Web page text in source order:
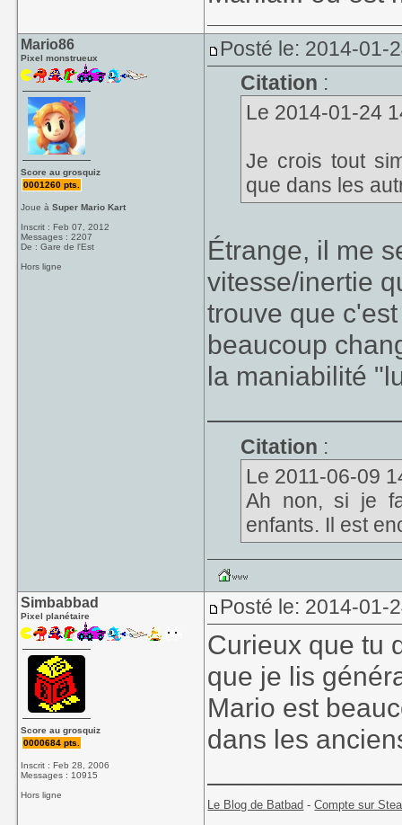
Mario86
Pixel monstrueux
Score au grosquiz
0001260 pts.
Joue àSuper Mario Kart
Inscrit : Feb 07, 2012
Messages : 2207
De : Gare de l'Est
Hors ligne
Posté le: 2014-01-
Citation :
Le 2014-01-24
Je crois tout
que dans les
Étrange, il me
vitesse/inertie
trouve que
beaucoup
la maniabilité
Citation :
Le 2011-06-09
Ah non, si je
enfants. Il est
Simbabbad
Pixel planétaire
Score au grosquiz
0000684 pts.
Inscrit : Feb 28, 2006
Messages : 10915
Hors ligne
Posté le: 2014-01-
Curieux que tu
que je lis
Mario est
dans les
Le Blog de Batbad -Compte sur